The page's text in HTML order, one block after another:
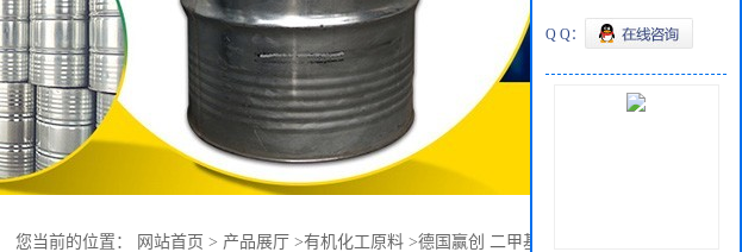
您当前的位置： 网站首页 > 产品展厅 >有机化工原料 >德国赢创 二甲基丙烯酸乙二醇酯
Q Q：